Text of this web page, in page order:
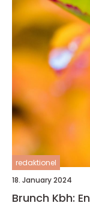
redaktionel
18. January 2024
Brunch Kbh: